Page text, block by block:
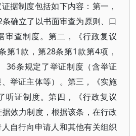
据制度包括如下内容：第一，
条确立了以书面审查为原则、口
审查制度。第二，《行政复议
第1款，第28条第1款第4项，
36条规定了举证制度（含举证
举证主体等）。第三，《实施
听证制度。第四，《行政复议
效力制度，根据该条，在行政
自行向申请人和其他有关组织